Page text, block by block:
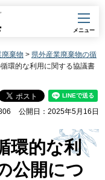
メニュー
廃棄物 > 県外産業廃棄物の循
環的な利用に関する協議書
公開日：2025年5月16日
環的な利
公開につ